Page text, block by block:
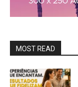
MOST READ